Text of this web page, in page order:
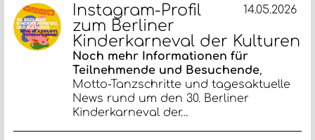
14.05.2026
Instagram-Profil
zum Berliner
Kinderkarneval der Kulturen
Noch mehr Informationen für
Teilnehmende und Besuchende,
Motto-Tanzschritte und tagesaktuelle
News rund um den 30. Berliner
Kinderkarneval der…